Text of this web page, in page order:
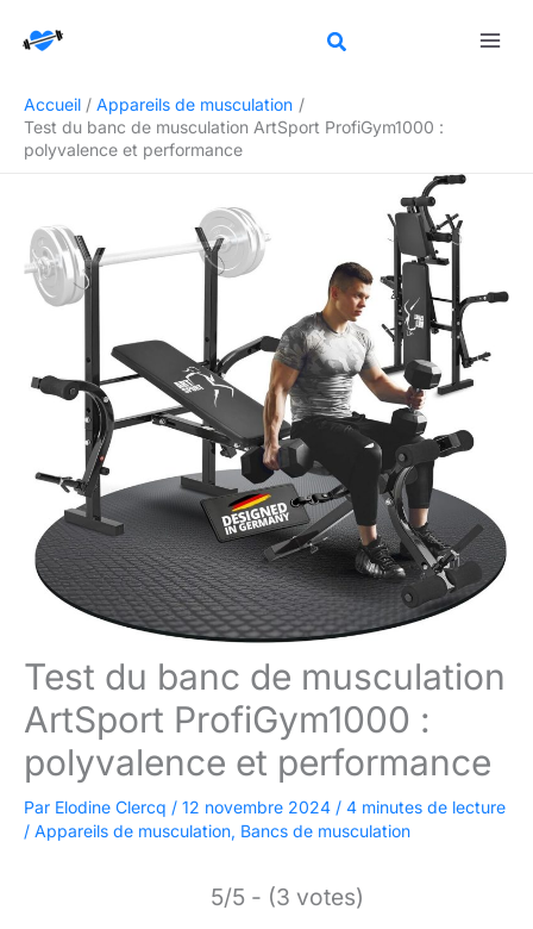
Accueil
Appareils de musculation
Test du banc de musculation ArtSport ProfiGym1000 :
polyvalence et performance
Test du banc de musculation
ArtSport ProfiGym1000 :
polyvalence et performance
Par Elodine Clercq / 12 novembre 2024 / 4 minutes de lecture
/ Appareils de musculation, Bancs de musculation
5/5 - (3 votes)